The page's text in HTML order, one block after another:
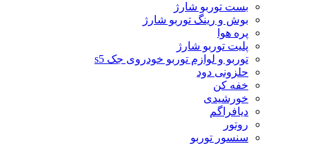
بست توربو شارژ
بوش و رینگ توربو شارژ
پره هوا
پلیت توربو شارژ
توربو و لوازم توربو خودروی جک s5
حلزونی دود
خفه کن
خورشیدی
دیافراگم
روتور
سنسور توربو